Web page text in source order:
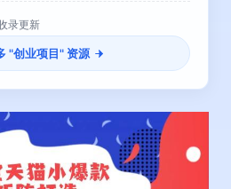
录更新
"创业项目" 资源